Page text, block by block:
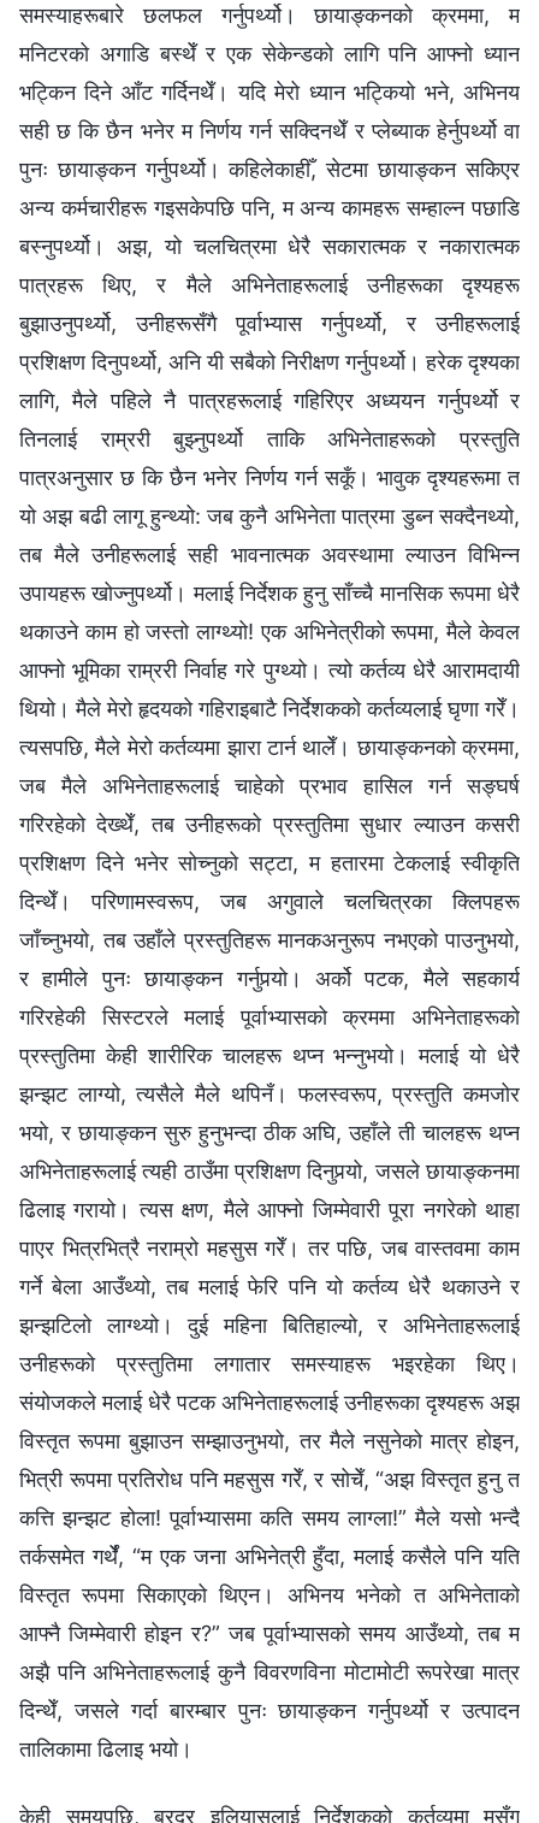
समस्याहरूबारे छलफल गर्नुपर्थ्यो। छायाङ्कनको क्रममा, म
मनिटरको अगाडि बस्थेँ र एक सेकेन्डको लागि पनि आफ्नो ध्यान
भट्किन दिने आँट गर्दिनथेँ। यदि मेरो ध्यान भट्कियो भने, अभिनय
सही छ कि छैन भनेर म निर्णय गर्न सक्दिनथेँ र प्लेब्याक हेर्नुपर्थ्यो वा
पुनः छायाङ्कन गर्नुपर्थ्यो। कहिलेकाहीँ, सेटमा छायाङ्कन सकिएर
अन्य कर्मचारीहरू गइसकेपछि पनि, म अन्य कामहरू सम्हाल्न पछाडि
बस्नुपर्थ्यो। अझ, यो चलचित्रमा धेरै सकारात्मक र नकारात्मक
पात्रहरू थिए, र मैले अभिनेताहरूलाई उनीहरूका दृश्यहरू
बुझाउनुपर्थ्यो, उनीहरूसँगै पूर्वाभ्यास गर्नुपर्थ्यो, र उनीहरूलाई
प्रशिक्षण दिनुपर्थ्यो, अनि यी सबैको निरीक्षण गर्नुपर्थ्यो। हरेक दृश्यका
लागि, मैले पहिले नै पात्रहरूलाई गहिरिएर अध्ययन गर्नुपर्थ्यो र
तिनलाई राम्ररी बुझ्नुपर्थ्यो ताकि अभिनेताहरूको प्रस्तुति
पात्रअनुसार छ कि छैन भनेर निर्णय गर्न सकूँ। भावुक दृश्यहरूमा त
यो अझ बढी लागू हुन्थ्यो: जब कुनै अभिनेता पात्रमा डुब्न सक्दैनथ्यो,
तब मैले उनीहरूलाई सही भावनात्मक अवस्थामा ल्याउन विभिन्न
उपायहरू खोज्नुपर्थ्यो। मलाई निर्देशक हुनु साँच्चै मानसिक रूपमा धेरै
थकाउने काम हो जस्तो लाग्थ्यो! एक अभिनेत्रीको रूपमा, मैले केवल
आफ्नो भूमिका राम्ररी निर्वाह गरे पुग्थ्यो। त्यो कर्तव्य धेरै आरामदायी
थियो। मैले मेरो हृदयको गहिराइबाटै निर्देशकको कर्तव्यलाई घृणा गरेँ।
त्यसपछि, मैले मेरो कर्तव्यमा झारा टार्न थालेँ। छायाङ्कनको क्रममा,
जब मैले अभिनेताहरूलाई चाहेको प्रभाव हासिल गर्न सङ्घर्ष
गरिरहेको देख्थेँ, तब उनीहरूको प्रस्तुतिमा सुधार ल्याउन कसरी
प्रशिक्षण दिने भनेर सोच्नुको सट्टा, म हतारमा टेकलाई स्वीकृति
दिन्थेँ। परिणामस्वरूप, जब अगुवाले चलचित्रका क्लिपहरू
जाँच्नुभयो, तब उहाँले प्रस्तुतिहरू मानकअनुरूप नभएको पाउनुभयो,
र हामीले पुनः छायाङ्कन गर्नुपर्‍यो। अर्को पटक, मैले सहकार्य
गरिरहेकी सिस्टरले मलाई पूर्वाभ्यासको क्रममा अभिनेताहरूको
प्रस्तुतिमा केही शारीरिक चालहरू थप्न भन्नुभयो। मलाई यो धेरै
झन्झट लाग्यो, त्यसैले मैले थपिनँ। फलस्वरूप, प्रस्तुति कमजोर
भयो, र छायाङ्कन सुरु हुनुभन्दा ठीक अघि, उहाँले ती चालहरू थप्न
अभिनेताहरूलाई त्यही ठाउँमा प्रशिक्षण दिनुपर्‍यो, जसले छायाङ्कनमा
ढिलाइ गरायो। त्यस क्षण, मैले आफ्नो जिम्मेवारी पूरा नगरेको थाहा
पाएर भित्रभित्रै नराम्रो महसुस गरेँ। तर पछि, जब वास्तवमा काम
गर्ने बेला आउँथ्यो, तब मलाई फेरि पनि यो कर्तव्य धेरै थकाउने र
झन्झटिलो लाग्थ्यो। दुई महिना बितिहाल्यो, र अभिनेताहरूलाई
उनीहरूको प्रस्तुतिमा लगातार समस्याहरू भइरहेका थिए।
संयोजकले मलाई धेरै पटक अभिनेताहरूलाई उनीहरूका दृश्यहरू अझ
विस्तृत रूपमा बुझाउन सम्झाउनुभयो, तर मैले नसुनेको मात्र होइन,
भित्री रूपमा प्रतिरोध पनि महसुस गरेँ, र सोचेँ, “अझ विस्तृत हुनु त
कत्ति झन्झट होला! पूर्वाभ्यासमा कति समय लाग्ला!” मैले यसो भन्दै
तर्कसमेत गर्थेँ, “म एक जना अभिनेत्री हुँदा, मलाई कसैले पनि यति
विस्तृत रूपमा सिकाएको थिएन। अभिनय भनेको त अभिनेताको
आफ्नै जिम्मेवारी होइन र?” जब पूर्वाभ्यासको समय आउँथ्यो, तब म
अझै पनि अभिनेताहरूलाई कुनै विवरणविना मोटामोटी रूपरेखा मात्र
दिन्थेँ, जसले गर्दा बारम्बार पुनः छायाङ्कन गर्नुपर्थ्यो र उत्पादन
तालिकामा ढिलाइ भयो।
केही समयपछि, ब्रदर इलियासलाई निर्देशकको कर्तव्यमा मसँग